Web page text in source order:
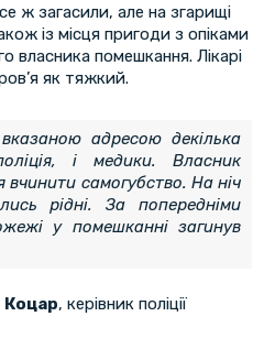
ж загасили, але на згарищі
із місця пригоди з опіками
власника помешкання. Лікарі
як тяжкий.
адресою декілька
і медики. Власник
самогубство. На ніч
рідні. За попередніми
у помешканні загинув
Коцар, керівник поліції